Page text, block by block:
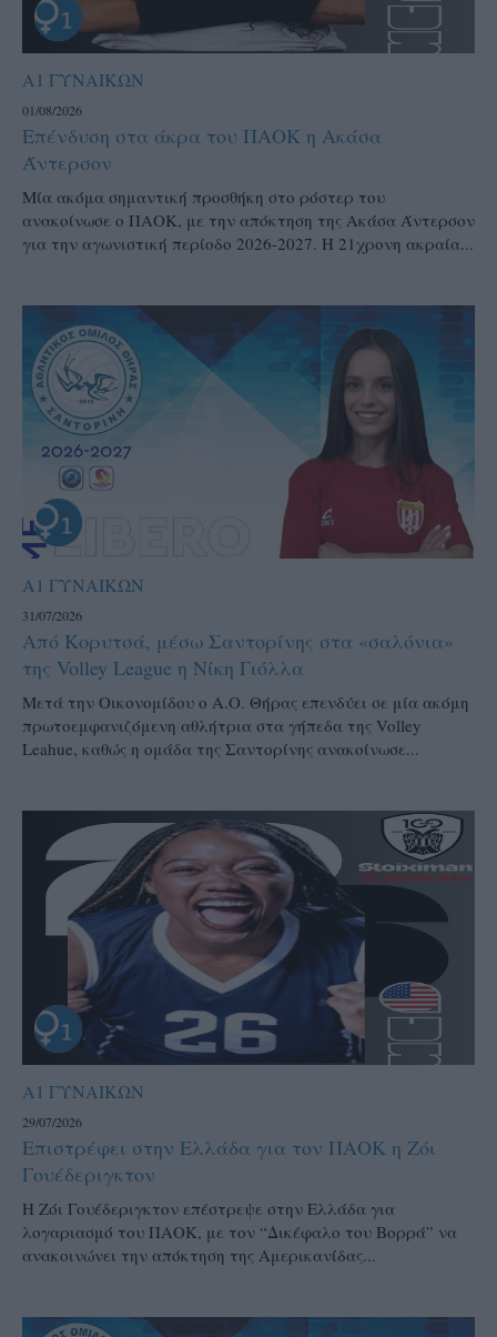
Α1 ΓΥΝΑΙΚΩΝ
01/08/2026
Επένδυση στα άκρα του ΠΑΟΚ η Ακάσα
Άντερσον
Μία ακόμα σημαντική προσθήκη στο ρόστερ του
ανακοίνωσε ο ΠΑΟΚ, με την απόκτηση της Ακάσα Άντερσον
για την αγωνιστική περίοδο 2026-2027. Η 21χρονη ακραία...
Α1 ΓΥΝΑΙΚΩΝ
31/07/2026
Από Κορυτσά, μέσω Σαντορίνης στα «σαλόνια»
της Volley League η Νίκη Γιόλλα
Μετά την Οικονομίδου ο Α.Ο. Θήρας επενδύει σε μία ακόμη
πρωτοεμφανιζόμενη αθλήτρια στα γήπεδα της Volley
Leahue, καθώς η ομάδα της Σαντορίνης ανακοίνωσε...
Α1 ΓΥΝΑΙΚΩΝ
29/07/2026
Επιστρέφει στην Ελλάδα για τον ΠΑΟΚ η Ζόι
Γουέδεριγκτον
Η Ζόι Γουέδεριγκτον επέστρεψε στην Ελλάδα για
λογαριασμό του ΠΑΟΚ, με τον “Δικέφαλο του Βορρά” να
ανακοινώνει την απόκτηση της Αμερικανίδας...